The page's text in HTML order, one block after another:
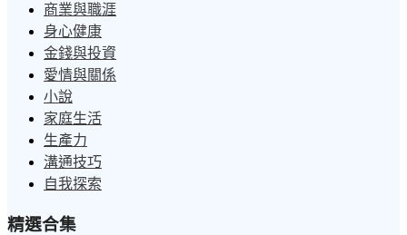
商業與職涯
身心健康
金錢與投資
愛情與關係
小說
家庭生活
生產力
溝通技巧
自我探索
精選合集